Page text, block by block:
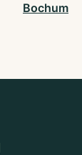
Bochum